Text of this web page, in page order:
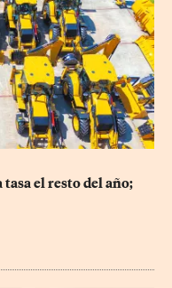
el resto del año;